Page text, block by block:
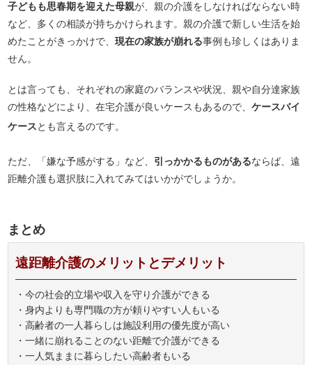
子どもも思春期を迎えた母親が、親の介護をしなければならない時
など、多くの相談が持ちかけられます。親の介護で新しい生活を始
めたことがきっかけで、現在の家族が崩れる事例も珍しくはありま
せん。
とは言っても、それぞれの家庭のバランスや状況、親や自分達家族
の性格などにより、在宅介護が良いケースもあるので、ケースバイ
ケースとも言えるのです。
ただ、「嫌な予感がする」など、 引っかかるものがあるならば、遠
距離介護も選択肢に入れてみてはいかがでしょうか。
まとめ
遠距離介護のメリットとデメリット
・今の社会的立場や収入を守り介護ができる
・身内よりも専門職の方が頼りやすい人もいる
・高齢者の一人暮らしは施設利用の優先度が高い
・一緒に崩れることのない距離で介護ができる
・一人気ままに暮らしたい高齢者もいる